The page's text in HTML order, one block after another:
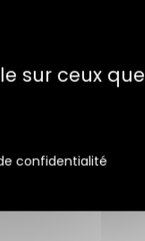
sur ceux que
confidentialité